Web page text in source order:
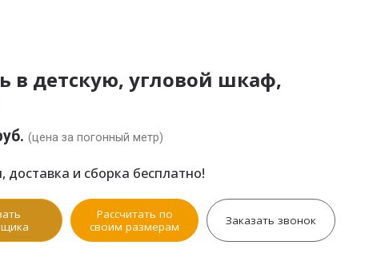
в детскую, угловой шкаф,
(цена за погонный метр)
доставка и сборка бесплатно!
Рассчитать по
своим размерам
Заказать звонок